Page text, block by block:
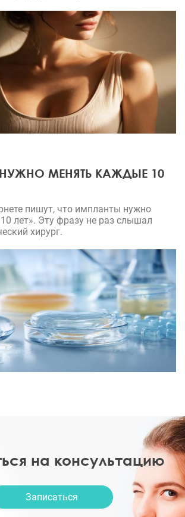
МЕНЯТЬ КАЖДЫЕ 10
пишут, что импланты нужно
лет». Эту фразу не раз слышал
хирург.
на консультацию
Записаться